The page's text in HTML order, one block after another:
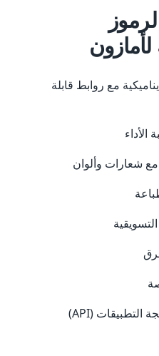
مع روابط قابلة
الأداء
شعارات وألوان
الوصول إلى واجهة برمجة التطبيقات (API)